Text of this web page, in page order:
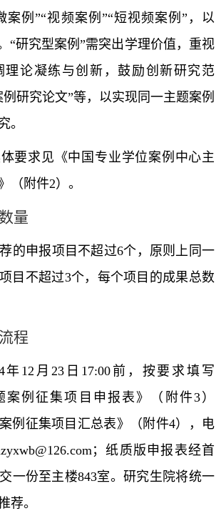
案例”“视频案例”“短视频案例”，以
“研究型案例”需突出学理价值，重视
理论凝练与创新，鼓励创新研究范
研究论文”等，以实现同一主题案例
。
要求见《中国专业学位案例中心主
（附件2）。
量
的申报项目不超过6个，原则上同一
目不超过3个，每个项目的成果总数
程
年12月23日17:00前，按要求填写
案例征集项目申报表》（附件3）
案例征集项目汇总表》（附件4），电
；纸质版申报表经首
一份至主楼843室。研究生院将统一
荐。